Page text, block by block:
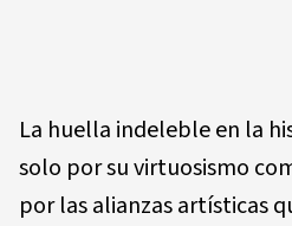
La huella indeleble en la
solo por su virtuosismo
por las alianzas artísticas